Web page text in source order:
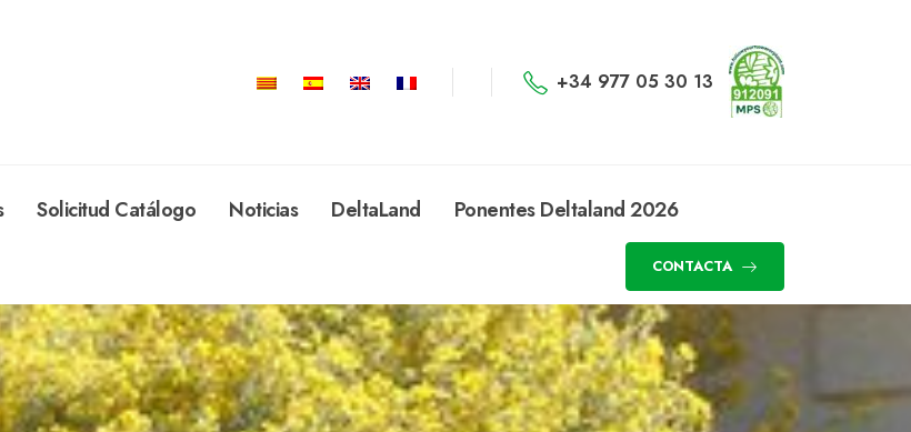
+34 977 05 30 13
Solicitud Catálogo Noticias DeltaLand Ponentes Deltaland 2026
CONTACTA